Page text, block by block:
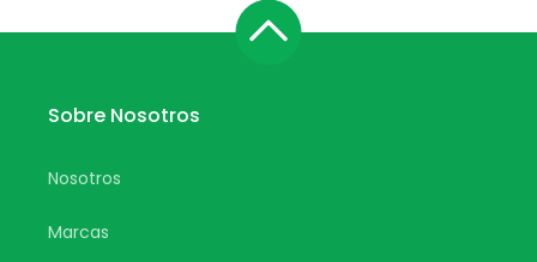
Sobre Nosotros
Nosotros
Marcas